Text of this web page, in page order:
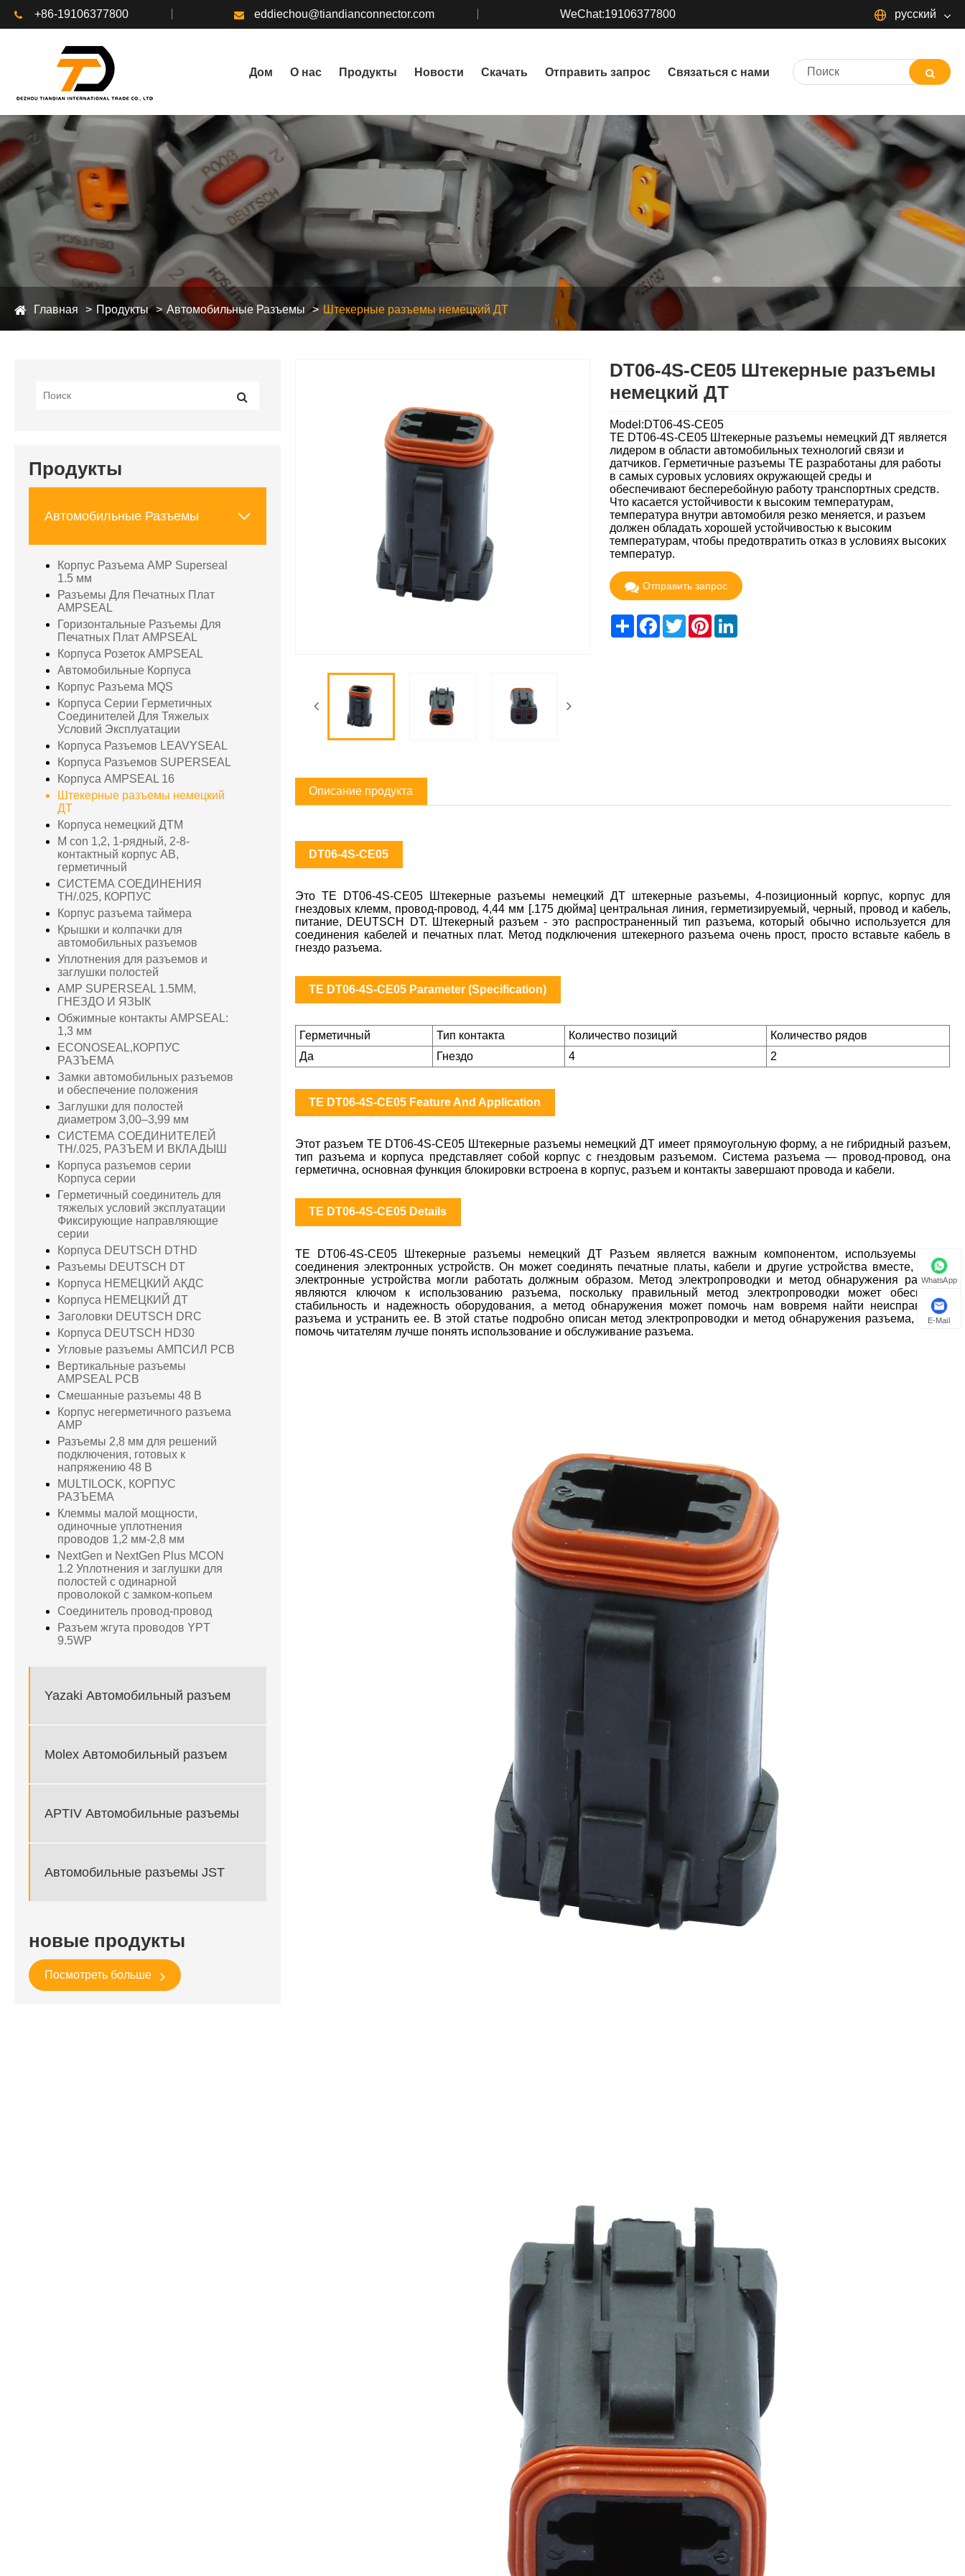
+86-19106377800 eddiechou@tiandianconnector.com WeChat:19106377800 русский
Дом О нас Продукты Новости Скачать Отправить запрос Связаться с нами
Главная Продукты Автомобильные Разъемы Штекерные разъемы немецкий ДТ
Продукты
Автомобильные Разъемы 
Корпус Разъема AMP Superseal
1.5 мм
Разъемы Для Печатных Плат
AMPSEAL
Горизонтальные Разъемы Для
Печатных Плат AMPSEAL
Корпуса Розеток AMPSEAL
Автомобильные Корпуса
Корпус Разъема MQS
Корпуса Серии Герметичных
Соединителей Для Тяжелых
Условий Эксплуатации
Корпуса Разъемов LEAVYSEAL
Корпуса Разъемов SUPERSEAL
Корпуса AMPSEAL 16
Штекерные разъемы немецкий
ДТ
Корпуса немецкий ДТМ
M con 1,2, 1-рядный, 2-8-
контактный корпус AB,
герметичный
СИСТЕМА СОЕДИНЕНИЯ
TH/.025, КОРПУС
Корпус разъема таймера
Крышки и колпачки для
автомобильных разъемов
Уплотнения для разъемов и
заглушки полостей
AMP SUPERSEAL 1.5MM,
ГНЕЗДО И ЯЗЫК
Обжимные контакты AMPSEAL:
1,3 мм
ECONOSEAL,КОРПУС
РАЗЪЕМА
Замки автомобильных разъемов
и обеспечение положения
Заглушки для полостей
диаметром 3,00–3,99 мм
СИСТЕМА СОЕДИНИТЕЛЕЙ
TH/.025, РАЗЪЕМ И ВКЛАДЫШ
Корпуса разъемов серии
Корпуса серии
Герметичный соединитель для
тяжелых условий эксплуатации
Фиксирующие направляющие
серии
Корпуса DEUTSCH DTHD
Разъемы DEUTSCH DT
Корпуса НЕМЕЦКИЙ АКДС
Корпуса НЕМЕЦКИЙ ДТ
Заголовки DEUTSCH DRC
Корпуса DEUTSCH HD30
Угловые разъемы АМПСИЛ PCB
Вертикальные разъемы
AMPSEAL PCB
Смешанные разъемы 48 В
Корпус негерметичного разъема
AMP
Разъемы 2,8 мм для решений
подключения, готовых к
напряжению 48 В
MULTILOCK, КОРПУС
РАЗЪЕМА
Клеммы малой мощности,
одиночные уплотнения
проводов 1,2 мм-2,8 мм
NextGen и NextGen Plus MCON
1.2 Уплотнения и заглушки для
полостей с одинарной
проволокой с замком-копьем
Соединитель провод-провод
Разъем жгута проводов YPT
9.5WP
Yazaki Автомобильный разъем
Molex Автомобильный разъем
APTIV Автомобильные разъемы
Автомобильные разъемы JST
новые продукты
Посмотреть больше
DT06-4S-CE05 Штекерные разъемы
немецкий ДТ
Model:DT06-4S-CE05
TE DT06-4S-CE05 Штекерные разъемы немецкий ДТ является
лидером в области автомобильных технологий связи и
датчиков. Герметичные разъемы TE разработаны для работы
в самых суровых условиях окружающей среды и
обеспечивают бесперебойную работу транспортных средств.
Что касается устойчивости к высоким температурам,
температура внутри автомобиля резко меняется, и разъем
должен обладать хорошей устойчивостью к высоким
температурам, чтобы предотвратить отказ в условиях высоких
температур.
Отправить запрос
ShareFacebook
TwitterPinterest
Описание продукта
DT06-4S-CE05
Это TE DT06-4S-CE05 Штекерные разъемы немецкий ДТ штекерные разъемы, 4-позиционный корпус, корпус для
гнездовых клемм, провод-провод, 4,44 мм [.175 дюйма] центральная линия, герметизируемый, черный, провод и кабель,
питание, DEUTSCH DT. Штекерный разъем - это распространенный тип разъема, который обычно используется для
соединения кабелей и печатных плат. Метод подключения штекерного разъема очень прост, просто вставьте кабель в
гнездо разъема.
TE DT06-4S-CE05 Parameter (Specification)
Герметичный Тип контакта Количество позиций
Количество рядов
Да
Гнездо 4 2
TE DT06-4S-CE05 Feature And Application
Этот разъем TE DT06-4S-CE05 Штекерные разъемы немецкий ДТ имеет прямоугольную форму, а не гибридный разъем,
тип разъема и корпуса представляет собой корпус с гнездовым разъемом. Система разъема — провод-провод, она
герметична, основная функция блокировки встроена в корпус, разъем и контакты завершают провода и кабели.
TE DT06-4S-CE05 Details
TE DT06-4S-CE05 Штекерные разъемы немецкий ДТ Разъем является важным компонентом, используемым для
соединения электронных устройств. Он может соединять печатные платы, кабели и другие устройства вместе, чтобы
электронные устройства могли работать должным образом. Метод электропроводки и метод обнаружения разъема
являются ключом к использованию разъема, поскольку правильный метод электропроводки может обеспечить
стабильность и надежность оборудования, а метод обнаружения может помочь нам вовремя найти неисправность
разъема и устранить ее. В этой статье подробно описан метод электропроводки и метод обнаружения разъема, чтобы
помочь читателям лучше понять использование и обслуживание разъема.
WhatsApp
E-Mail